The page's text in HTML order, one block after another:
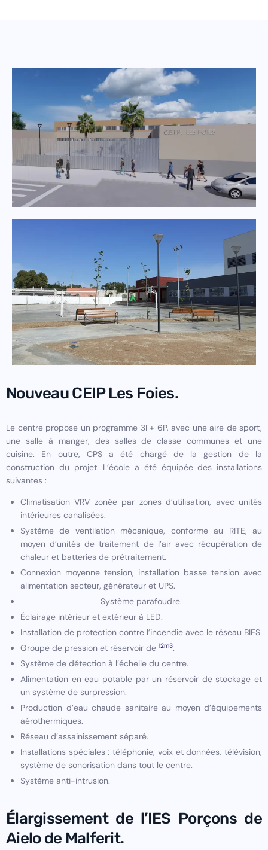
Nouveau CEIP Les Foies.
Le centre propose un programme 3I + 6P, avec une aire de sport,
une salle à manger, des salles de classe communes et une
cuisine. En outre, CPS a été chargé de la gestion de la
construction du projet. L’école a été équipée des installations
suivantes :
Climatisation VRV zonée par zones d’utilisation, avec unités
intérieures canalisées.
Système de ventilation mécanique, conforme au RITE, au
moyen d’unités de traitement de l’air avec récupération de
chaleur et batteries de prétraitement.
Connexion moyenne tension, installation basse tension avec
alimentation secteur, générateur et UPS.
Système parafoudre.
Éclairage intérieur et extérieur à LED.
Installation de protection contre l’incendie avec le réseau BIES
Groupe de pression et réservoir de 12m3.
Système de détection à l’échelle du centre.
Alimentation en eau potable par un réservoir de stockage et
un système de surpression.
Production d’eau chaude sanitaire au moyen d’équipements
aérothermiques.
Réseau d’assainissement séparé.
Installations spéciales : téléphonie, voix et données, télévision,
système de sonorisation dans tout le centre.
Système anti-intrusion.
Élargissement de l’IES Porçons de
Aielo de Malferit.